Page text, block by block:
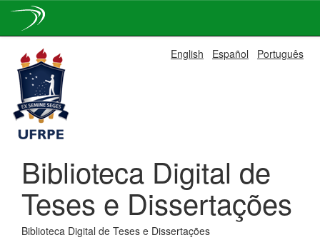
navigation
English Español Português
Biblioteca Digital de
Teses e Dissertações
Biblioteca Digital de Teses e Dissertações